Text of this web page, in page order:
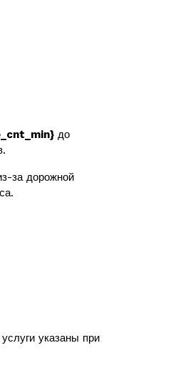
до
за дорожной
указаны при